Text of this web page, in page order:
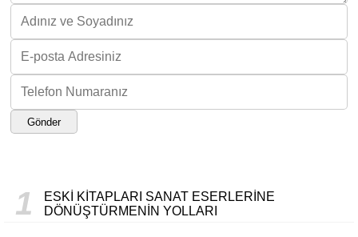
Gönder
1
ESKI KITAPLARI SANAT ESERLERINE
DÖNÜŞTÜRMENIN YOLLARI